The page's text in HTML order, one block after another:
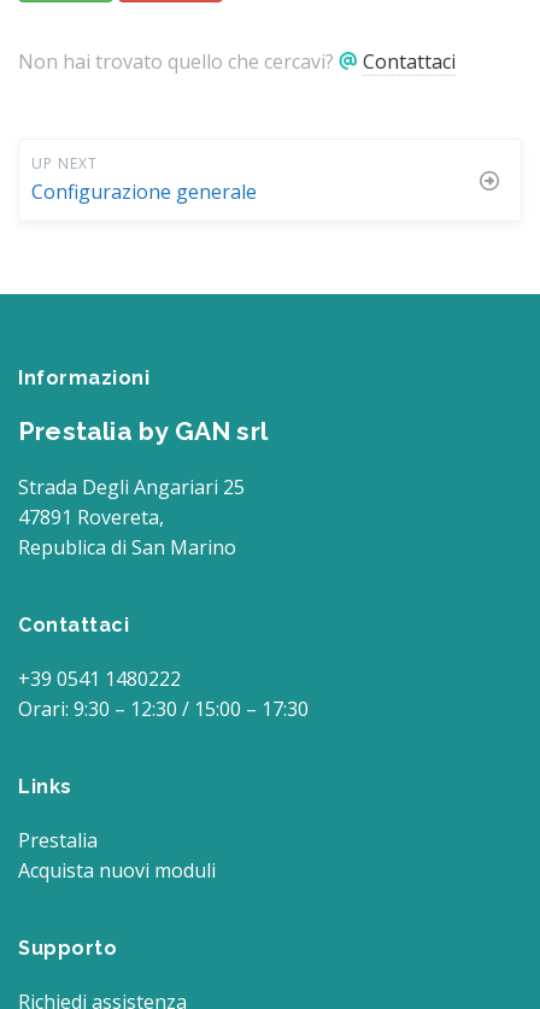
Non hai trovato quello che cercavi? Contattaci
UP NEXT
Configurazione generale
Informazioni
Prestalia by GAN srl
Strada Degli Angariari 25
47891 Rovereta,
Republica di San Marino
Contattaci
+39 0541 1480222
Orari: 9:30 – 12:30 / 15:00 – 17:30
Links
Prestalia
Acquista nuovi moduli
Supporto
Richiedi assistenza